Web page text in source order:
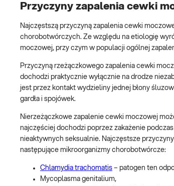
Przyczyny zapalenia cewki
Najczęstszą przyczyną zapalenia cewki
chorobotwórczych. Ze względu na etiologię
moczowej, przy czym w populacji ogólnej
Przyczyną rzeżączkowego zapalenia cewki
dochodzi praktycznie wyłącznie na drodze
jest przez kontakt wydzieliny jednej błony
gardła i spojówek.
Nierzeżączkowe zapalenie cewki moczowej
najczęściej dochodzi poprzez zakażenie
nieaktywnych seksualnie. Najczęstsze
następujące mikroorganizmy chorobotwórcze:
Chlamydia trachomatis – patogen ten
Mycoplasma genitalium,